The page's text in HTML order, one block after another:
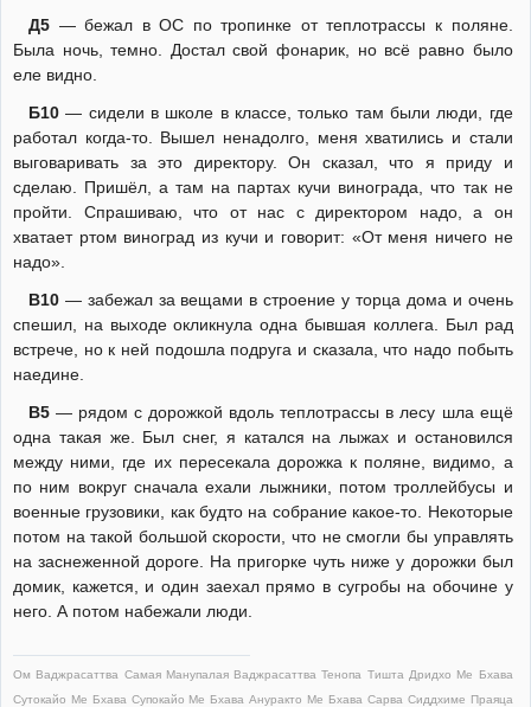
Д5— бежал в ОС по тропинке от теплотрассы к поляне.
Была ночь, темно. Достал свой фонарик, но всё равно было
еле видно.
Б10— сидели в школе в классе, только там были люди, где
работал когда-то. Вышел ненадолго, меня хватились и стали
выговаривать за это директору. Он сказал, что я приду и
сделаю. Пришёл, а там на партах кучи винограда, что так не
пройти. Спрашиваю, что от нас с директором надо, а он
хватает ртом виноград из кучи и говорит: «От меня ничего не
надо».
В10— забежал за вещами в строение у торца дома и очень
спешил, на выходе окликнула одна бывшая коллега. Был рад
встрече, но к ней подошла подруга и сказала, что надо побыть
наедине.
В5— рядом с дорожкой вдоль теплотрассы в лесу шла ещё
одна такая же. Был снег, я катался на лыжах и остановился
между ними, где их пересекала дорожка к поляне, видимо, а
по ним вокруг сначала ехали лыжники, потом троллейбусы и
военные грузовики, как будто на собрание какое-то. Некоторые
потом на такой большой скорости, что не смогли бы управлять
на заснеженной дороге. На пригорке чуть ниже у дорожки был
домик, кажется, и один заехал прямо в сугробы на обочине у
него. А потом набежали люди.
Ом Ваджрасаттва Самая Манупалая Ваджрасаттва Тенопа Тишта Дридхо Ме Бхава
Сутокайо Ме Бхава Супокайо Ме Бхава Ануракто Ме Бхава Сарва Сиддхиме Праяца